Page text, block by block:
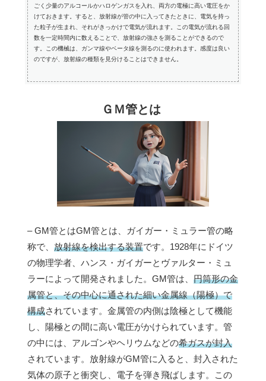
ごく少量のアルコールかハロゲンガスを入れ、両方の電極に高い電圧をか
けておきます。すると、放射線が管の中に入ってきたときに、電気を持っ
た粒子が生まれ、それがきっかけで電気が流れます。この電気が流れる回
数を一定時間内に数えることで、放射線の強さを測ることができるので
す。この機械は、ガンマ線やベータ線を測るのに使われます。感度は良い
のですが、放射線の種類を見分けることはできません。
ＧＭ管とは
– GM管とはGM管とは、ガイガー・ミュラー管の略
称で、 放射線を検出する装置です。1928年にドイツ
の物理学者、ハンス・ガイガーとヴァルター・ミュ
ラーによって開発されました。GM管は、 円筒形の金
属管と、その中心に通された細い金属線（陽極）で
構成されています。金属管の内側は陰極として機能
し、陽極との間に高い電圧がかけられています。管
の中には、アルゴンやヘリウムなどの希ガスが封入
されています。放射線がGM管に入ると、封入された
気体の原子と衝突し、電子を弾き飛ばします。この